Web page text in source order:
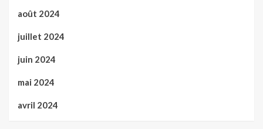
août 2024
juillet 2024
juin 2024
mai 2024
avril 2024